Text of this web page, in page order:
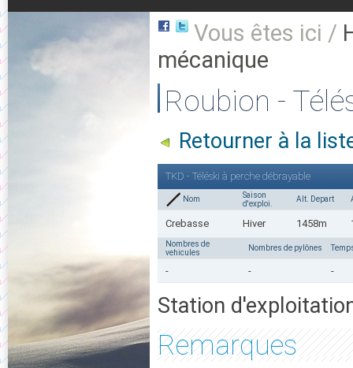
Vous êtes ici /
mécanique
Roubion -
Retourner à la
TKD - Téléski à perche débrayable
Nom
Saison
d'exploi.
Alt. Depart
Crebasse Hiver 1458m
Nombres de
vehicules
Nombres de pylônes
- - -
Station
Remarques